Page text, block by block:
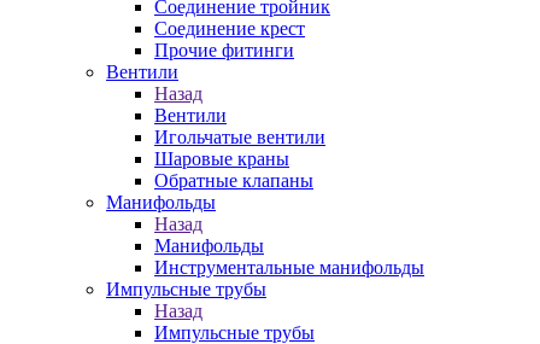
Соединение тройник
Соединение крест
Прочие фитинги
Вентили
Назад
Вентили
Игольчатые вентили
Шаровые краны
Обратные клапаны
Манифольды
Назад
Манифольды
Инструментальные манифольды
Импульсные трубы
Назад
Импульсные трубы